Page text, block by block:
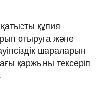
құпия
отыруға және
шараларын
қаржыны тексеріп